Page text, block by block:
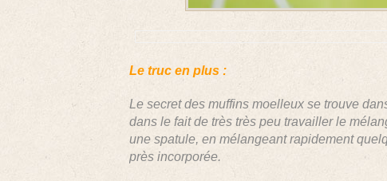
Le truc en plus :
Le secret des muffins moelleux se trouve
dans le fait de très très peu travailler le
une spatule, en mélangeant rapidement
près incorporée.